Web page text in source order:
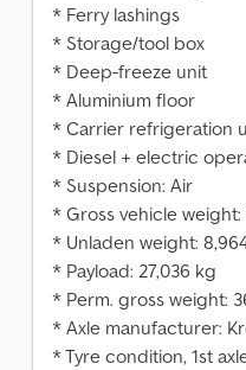
* Ferry lashings
* Storage/tool box
* Deep-freeze unit
* Aluminium floor
* Carrier refrigeration
* Diesel + electric
* Suspension: Air
* Gross vehicle weight:
* Unladen weight:
* Payload: 27,036 kg
* Perm. gross weight:
* Axle manufacturer:
* Tyre condition, 1st